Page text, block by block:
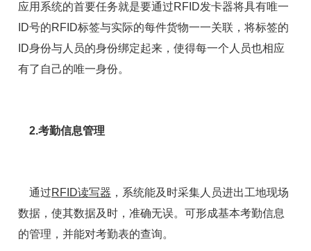
应用系统的首要任务就是要通过RFID发卡器将具有唯一
ID号的RFID标签与实际的每件货物一一关联，将标签的
ID身份与人员的身份绑定起来，使得每一个人员也相应
有了自己的唯一身份。
2.考勤信息管理
通过RFID读写器 ，系统能及时采集人员进出工地现场
数据，使其数据及时，准确无误。可形成基本考勤信息
的管理，并能对考勤表的查询。